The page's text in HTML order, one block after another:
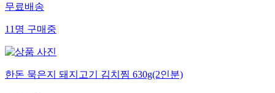
무료배송
11명구매중
한돈 묵은지 돼지고기 김치찜 630g(2인분)